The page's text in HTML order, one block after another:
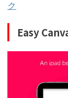
ク
Easy